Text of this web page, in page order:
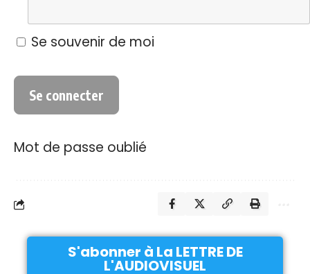
Se souvenir de moi
Mot de passe oublié
S'abonner à La LETTRE DE
L'AUDIOVISUEL